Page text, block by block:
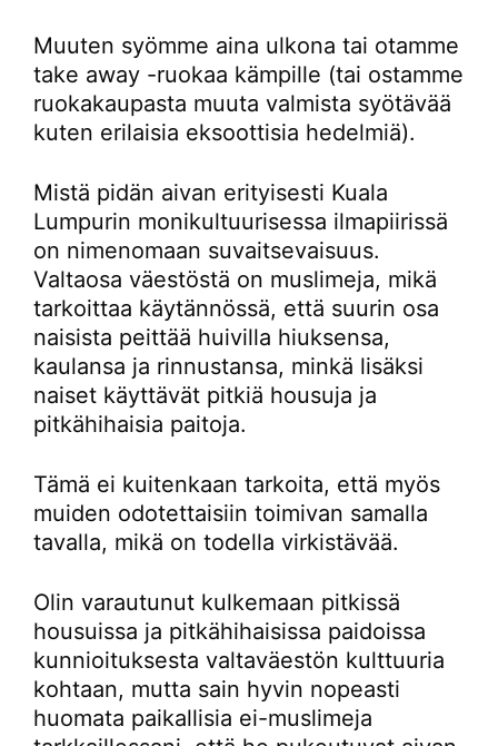
Muuten syömme aina ulkona tai otamme
take away -ruokaa kämpille (tai ostamme
ruokakaupasta muuta valmista syötävää
kuten erilaisia eksoottisia hedelmiä).
Mistä pidän aivan erityisesti Kuala
Lumpurin monikultuurisessa ilmapiirissä
on nimenomaan suvaitsevaisuus.
Valtaosa väestöstä on muslimeja, mikä
tarkoittaa käytännössä, että suurin osa
naisista peittää huivilla hiuksensa,
kaulansa ja rinnustansa, minkä lisäksi
naiset käyttävät pitkiä housuja ja
pitkähihaisia paitoja.
Tämä ei kuitenkaan tarkoita, että myös
muiden odotettaisiin toimivan samalla
tavalla, mikä on todella virkistävää.
Olin varautunut kulkemaan pitkissä
housuissa ja pitkähihaisissa paidoissa
kunnioituksesta valtaväestön kulttuuria
kohtaan, mutta sain hyvin nopeasti
huomata paikallisia ei-muslimeja